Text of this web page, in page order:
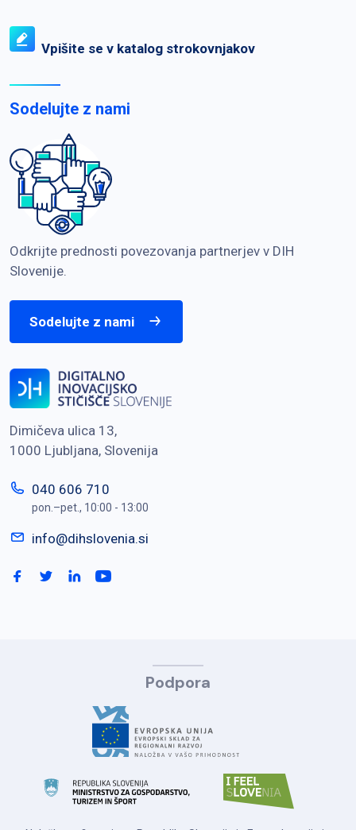
Vpišite se v katalog strokovnjakov
Sodelujte z nami
Odkrijte prednosti povezovanja partnerjev v DIH
Slovenije.
Sodelujte z nami
Dimičeva ulica 13,
1000 Ljubljana, Slovenija
040 606 710
pon.–pet., 10:00 - 13:00
info@dihslovenia.si
Podpora